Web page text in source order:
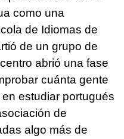
como una
de Idiomas de
de un grupo de
abrió una fase
cuánta gente
estudiar portugués
de
algo más de